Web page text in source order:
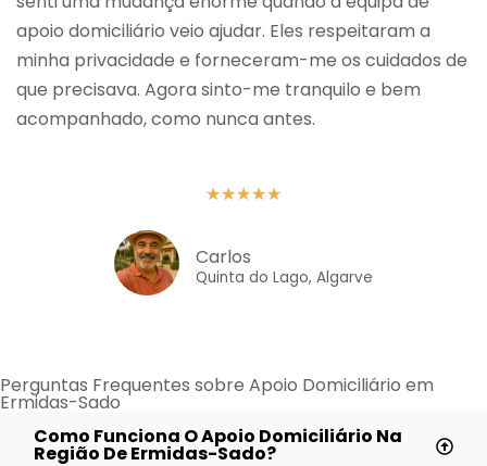
apoio domiciliário veio ajudar. Eles respeitaram a
minha privacidade e forneceram-me os cuidados de
que precisava. Agora sinto-me tranquilo e bem
acompanhado, como nunca antes.
★★★★★
Carlos
Quinta do Lago, Algarve
Perguntas Frequentes sobre Apoio Domiciliário em
Ermidas-Sado
Como Funciona O Apoio Domiciliário Na
Região De Ermidas-Sado?